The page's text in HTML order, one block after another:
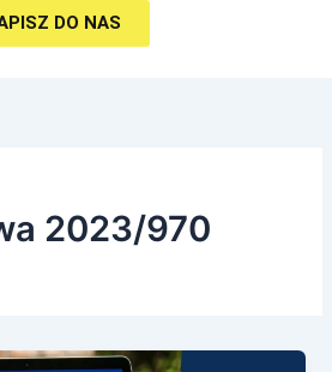
DO NAS
2023/970